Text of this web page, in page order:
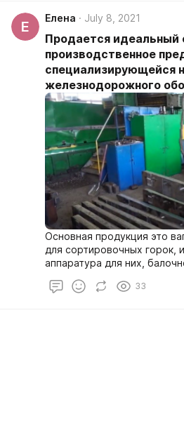
Е
Елена July 8, 2021
Продается идеальный
производственное
специализирующейся
железнодорожного
Основная продукция это
для сортировочных горок,
аппаратура для них,
33